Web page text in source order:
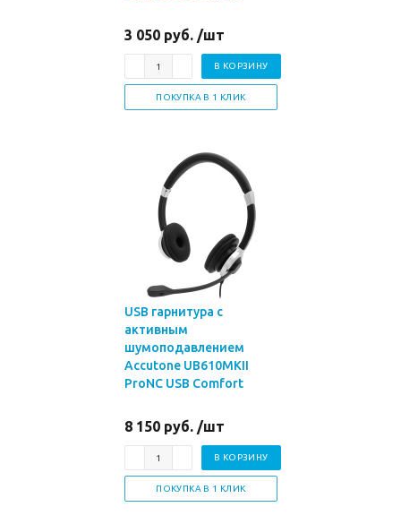
3 050 руб. /шт
В КОРЗИНУ
ПОКУПКА В 1 КЛИК
USB гарнитура с
активным
шумоподавлением
Accutone UB610MKII
ProNC USB Comfort
8 150 руб. /шт
В КОРЗИНУ
ПОКУПКА В 1 КЛИК